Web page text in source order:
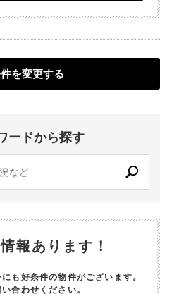
を変更する
ードから探す
報あります！
も好条件の物件がございます。
合わせください。